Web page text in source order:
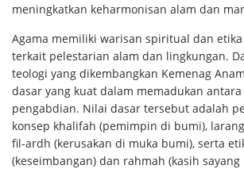
meningkatkan keharmonisan alam dan
Agama memiliki warisan spiritual dan
terkait pelestarian alam dan lingkungan.
teologi yang dikembangkan Kemenag
dasar yang kuat dalam memadukan
pengabdian. Nilai dasar tersebut adalah
konsep khalifah (pemimpin di bumi),
fil-ardh (kerusakan di muka bumi), serta
(keseimbangan) dan rahmah (kasih